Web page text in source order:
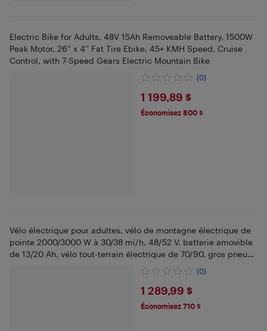
Electric Bike for Adults, 48V 15Ah Removeable Battery, 1500W
Peak Motor, 26'' x 4'' Fat Tire Ebike, 45+ KMH Speed, Cruise
Control, with 7-Speed Gears Electric Mountain Bike
(0)
$1199.89
1 199,89 $
Économisez 800 $
Vélo électrique pour adultes, vélo de montagne électrique de
pointe 2000/3000 W à 30/38 mi/h, 48/52 V, batterie amovible
de 13/20 Ah, vélo tout-terrain électrique de 70/90, gros pneus
(0)
$1289.99
1 289,99 $
Économisez 710 $